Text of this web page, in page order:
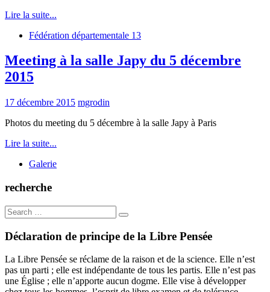
Lire la suite...
Fédération départementale 13
Meeting à la salle Japy du 5 décembre
2015
17 décembre 2015 mgrodin
Photos du meeting du 5 décembre à la salle Japy à Paris
Lire la suite...
Galerie
recherche
Search
for:
Déclaration de principe de la Libre Pensée
La Libre Pensée se réclame de la raison et de la science. Elle n’est
pas un parti ; elle est indépendante de tous les partis. Elle n’est pas
une Église ; elle n’apporte aucun dogme. Elle vise à développer